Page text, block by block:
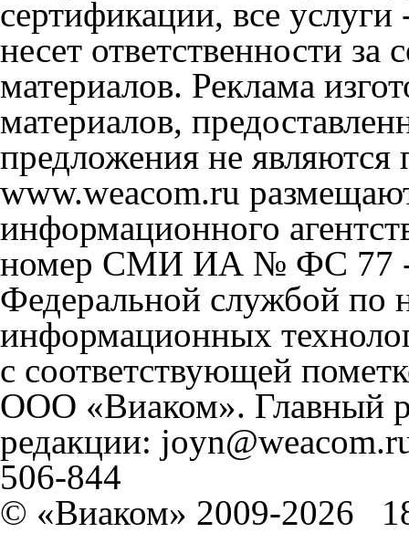
сертификации, все
несет ответственности
материалов. Реклама
материалов,
предложения не
www.weacom.ru
информационного
номер СМИ ИА № ФС 77 -
Федеральной службой по
информационных
с соответствующей
ООО «Виаком». Главный
редакции:
506-844
© «Виаком» 2009-2026